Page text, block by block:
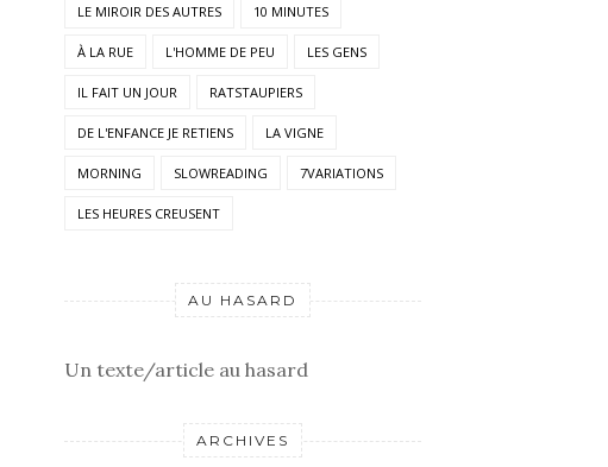
LE MIROIR DES AUTRES 10 MINUTES
À LA RUE L'HOMME DE PEU LES GENS
IL FAIT UN JOUR RATSTAUPIERS
DE L'ENFANCE JE RETIENS LA VIGNE
MORNING SLOWREADING 7VARIATIONS
LES HEURES CREUSENT
AU HASARD
Un texte/article au hasard
ARCHIVES